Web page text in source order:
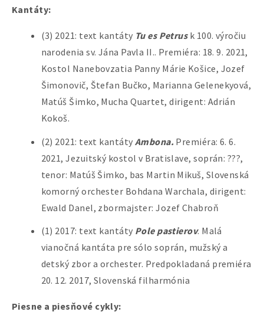
Kantáty:
(3) 2021: text kantáty Tu es Petrusk 100. výročiu
narodenia sv. Jána Pavla II.. Premiéra: 18. 9. 2021,
Kostol Nanebovzatia Panny Márie Košice, Jozef
Šimonovič, Štefan Bučko, Marianna Gelenekyová,
Matúš Šimko, Mucha Quartet, dirigent: Adrián
Kokoš.
(2) 2021: text kantáty Ambona. Premiéra: 6. 6.
2021, Jezuitský kostol v Bratislave, soprán: ???,
tenor: Matúš Šimko, bas Martin Mikuš, Slovenská
komorný orchester Bohdana Warchala, dirigent:
Ewald Danel, zbormajster: Jozef Chabroň
(1) 2017: text kantáty Pole pastierov. Malá
vianočná kantáta pre sólo soprán, mužský a
detský zbor a orchester. Predpokladaná premiéra
20. 12. 2017, Slovenská filharmónia
Piesne a piesňové cykly: